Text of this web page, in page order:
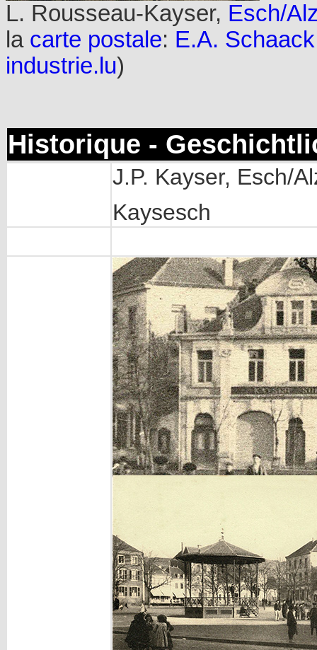
L. Rousseau-Kayser, Esch/
la carte postale: E.A.
industrie.lu)
Historique -
J.P. Kayser, Esch/
Kaysesch